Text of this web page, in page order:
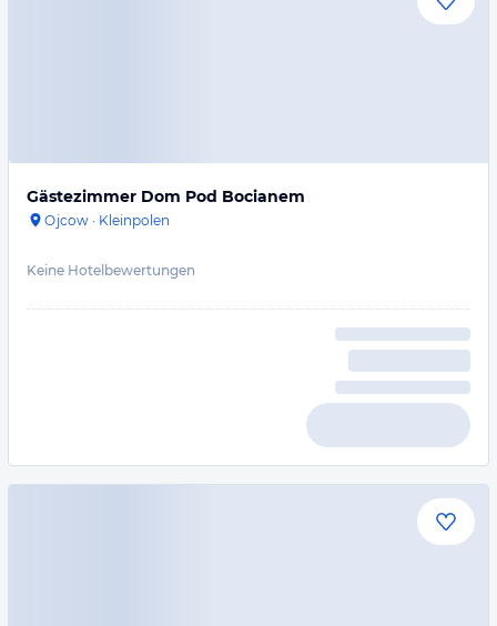
Gästezimmer Dom Pod Bocianem
Ojcow · Kleinpolen
Keine Hotelbewertungen